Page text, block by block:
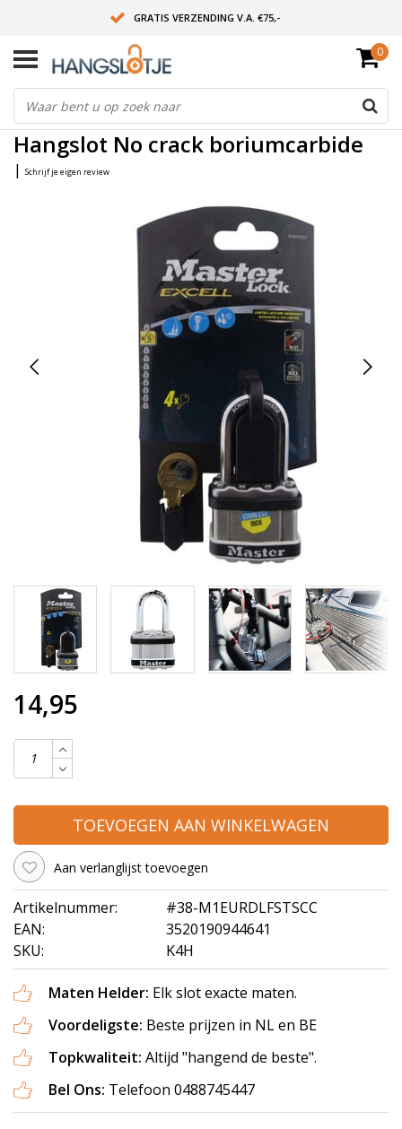
GRATIS VERZENDING V.A. €75,-
OP WERKDAGEN VOOR 15:00 BESTELD? VOLGENDE DAG OP SLOT!
ALLES UIT VOORRAAD
0
Home/ Hangslot No crack boriumcarbide
Hangslot No crack boriumcarbide
| Schrijf je eigen review
14,95
TOEVOEGEN AAN WINKELWAGEN
Aan verlanglijst toevoegen
Artikelnummer:
#38-M1EURDLFSTSCC
EAN:
3520190944641
SKU:
K4H
Maten Helder: Elk slot exacte maten.
Voordeligste: Beste prijzen in NL en BE
Topkwaliteit: Altijd "hangend de beste".
Bel Ons: Telefoon 0488745447